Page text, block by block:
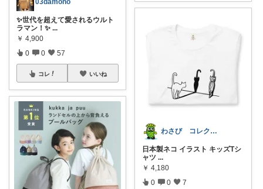
✨世代を超えて愛されるウルト
ラマン！✨ ...
￥ 4,900
0 0 57
コレ いいね
わさび コレクションもご利用ください
日本製ネコ イラスト キッズTシ
ャツ ...
￥ 4,180
0 0 7